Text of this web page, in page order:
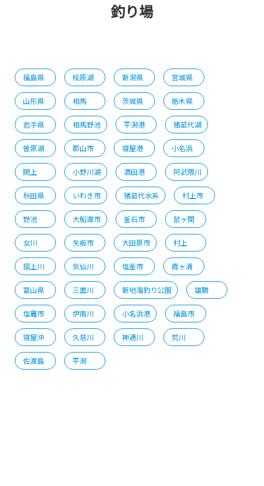
釣り場
福島県 桧原湖 新潟県 宮城県
山形県 相馬 茨城県 栃木県
岩手県 相馬野池 平潟港 猪苗代湖
曽原湖 郡山市 寝屋港 小名浜
閖上 小野川湖 酒田港 阿武隈川
秋田県 いわき市 猪苗代水系 村上市
野池 大船渡市 釜石市 鼠ヶ関
女川 矢板市 大田原市 村上
摺上川 気仙川 塩釜市 霞ヶ浦
富山県 三面川 新地海釣り公園 雄勝
塩竈市 伊南川 小名浜港 福島市
寝屋沖 久慈川 神通川 荒川
佐渡島 平潟